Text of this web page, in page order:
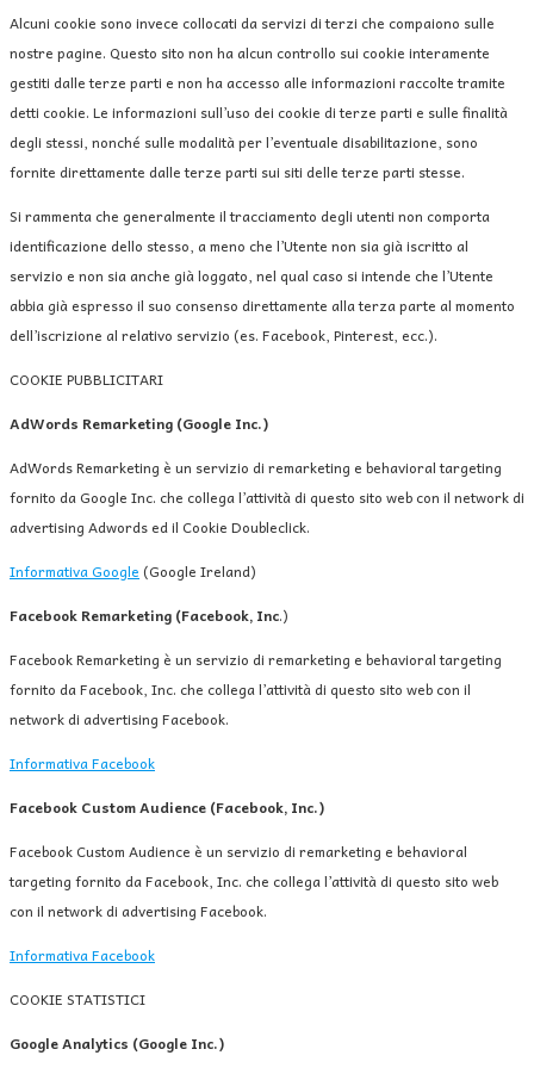
Alcuni cookie sono invece collocati da servizi di terzi che compaiono sulle
nostre pagine. Questo sito non ha alcun controllo sui cookie interamente
gestiti dalle terze parti e non ha accesso alle informazioni raccolte tramite
detti cookie. Le informazioni sull’uso dei cookie di terze parti e sulle finalità
degli stessi, nonché sulle modalità per l’eventuale disabilitazione, sono
fornite direttamente dalle terze parti sui siti delle terze parti stesse.
Si rammenta che generalmente il tracciamento degli utenti non comporta
identificazione dello stesso, a meno che l’Utente non sia già iscritto al
servizio e non sia anche già loggato, nel qual caso si intende che l’Utente
abbia già espresso il suo consenso direttamente alla terza parte al momento
dell’iscrizione al relativo servizio (es. Facebook, Pinterest, ecc.).
COOKIE PUBBLICITARI
AdWords Remarketing (Google Inc.)
AdWords Remarketing è un servizio di remarketing e behavioral targeting
fornito da Google Inc. che collega l’attività di questo sito web con il network di
advertising Adwords ed il Cookie Doubleclick.
Informativa Google (Google Ireland)
Facebook Remarketing (Facebook, Inc.)
Facebook Remarketing è un servizio di remarketing e behavioral targeting
fornito da Facebook, Inc. che collega l’attività di questo sito web con il
network di advertising Facebook.
Informativa Facebook
Facebook Custom Audience (Facebook, Inc.)
Facebook Custom Audience è un servizio di remarketing e behavioral
targeting fornito da Facebook, Inc. che collega l’attività di questo sito web
con il network di advertising Facebook.
Informativa Facebook
COOKIE STATISTICI
Google Analytics (Google Inc.)